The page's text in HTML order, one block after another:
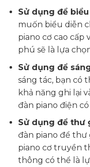
Sử dụng để
muốn biểu diễn
piano cơ cao cấp
phú sẽ là lựa
Sử dụng để
sáng tác, bạn có
khả năng ghi lại
đàn piano điện
Sử dụng để thư
đàn piano để thư
piano cơ truyền
thông có thể là